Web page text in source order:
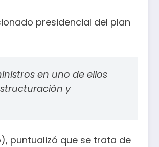
presidencial del plan
en uno de ellos
y
puntualizó que se trata de